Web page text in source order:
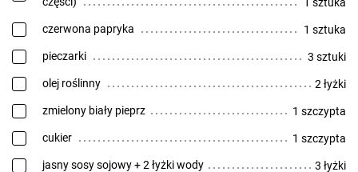
czerwona papryka 1 sztuka
pieczarki 3 sztuki
olej roślinny 2 łyżki
zmielony biały pieprz 1 szczypta
cukier 1 szczypta
jasny sosy sojowy + 2 łyżki wody 3 łyżki